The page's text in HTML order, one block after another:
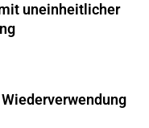
uneinheitlicher